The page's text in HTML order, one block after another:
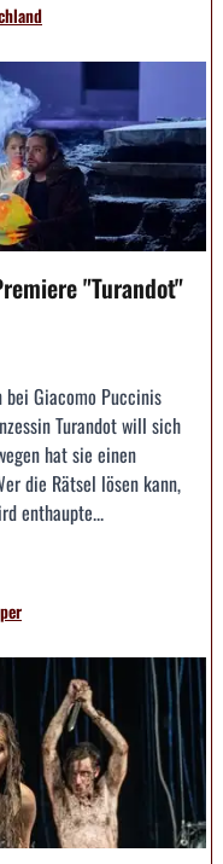
"Turandot"
bei Giacomo Puccinis
Turandot will sich
hat sie einen
die Rätsel lösen kann,
enthaupte...